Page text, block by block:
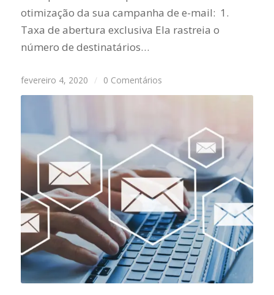
otimização da sua campanha de e-mail: 1.
Taxa de abertura exclusiva Ela rastreia o
número de destinatários…
fevereiro 4, 2020 / 0 Comentários